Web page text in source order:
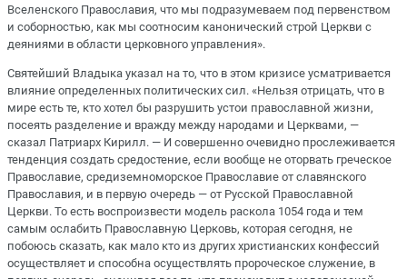
Вселенского Православия, что мы подразумеваем под первенством
и соборностью, как мы соотносим канонический строй Церкви с
деяниями в области церковного управления».
Святейший Владыка указал на то, что в этом кризисе усматривается
влияние определенных политических сил. «Нельзя отрицать, что в
мире есть те, кто хотел бы разрушить устои православной жизни,
посеять разделение и вражду между народами и Церквами, —
сказал Патриарх Кирилл. — И совершенно очевидно прослеживается
тенденция создать средостение, если вообще не оторвать греческое
Православие, средиземноморское Православие от славянского
Православия, и в первую очередь — от Русской Православной
Церкви. То есть воспроизвести модель раскола 1054 года и тем
самым ослабить Православную Церковь, которая сегодня, не
побоюсь сказать, как мало кто из других христианских конфессий
осуществляет и способна осуществлять пророческое служение, в